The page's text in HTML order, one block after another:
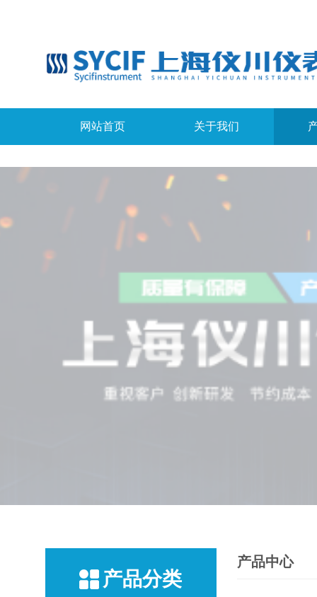
网站首页 关于我们
产品分类
产品中心